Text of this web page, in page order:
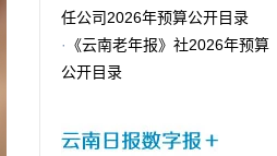
任公司2026年预算公开目录
· 《云南老年报》社2026年预算
公开目录